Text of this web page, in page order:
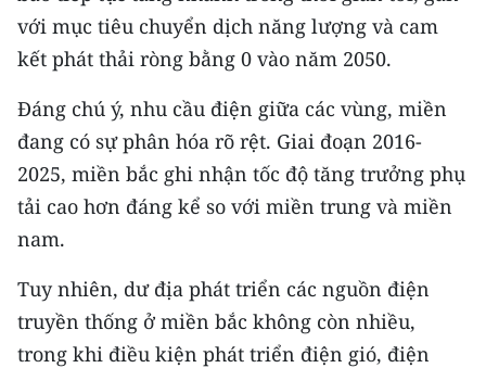
Duyên hải Nam Trung Bộ và Tây
Nguyên
Đồng bằng sông Cửu Long
Chuyên trang Hà Nội
Chuyên trang TP. Hồ Chí Minh
CHUYÊN ĐỀ
CÁC CHUYÊN TRANG
với mục tiêu chuyển dịch năng lượng và cam
kết phát thải ròng bằng 0 vào năm 2050.
Đáng chú ý, nhu cầu điện giữa các vùng, miền
đang có sự phân hóa rõ rệt. Giai đoạn 2016-
2025, miền bắc ghi nhận tốc độ tăng trưởng phụ
tải cao hơn đáng kể so với miền trung và miền
nam.
Tuy nhiên, dư địa phát triển các nguồn điện
truyền thống ở miền bắc không còn nhiều,
trong khi điều kiện phát triển điện gió, điện